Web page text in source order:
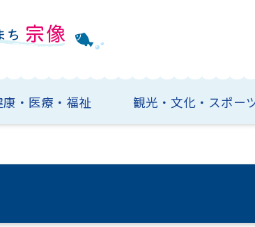
康・医療・福祉 観光・文化・スポー